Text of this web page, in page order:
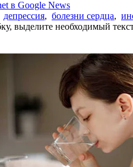
в Google News
депрессия, болезни сердца,
выделите необходимый